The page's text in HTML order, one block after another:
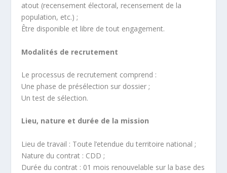
atout (recensement électoral, recensement de la
population, etc.) ;
Être disponible et libre de tout engagement.
Modalités de recrutement
Le processus de recrutement comprend :
Une phase de présélection sur dossier ;
Un test de sélection.
Lieu, nature et durée de la mission
Lieu de travail : Toute l’etendue du territoire national ;
Nature du contrat : CDD ;
Durée du contrat : 01 mois renouvelable sur la base des